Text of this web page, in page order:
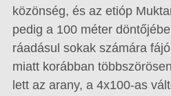
közönség, és az etióp
pedig a 100 méter
ráadásul sokak számára
miatt korábban
lett az arany, a 4x100-as